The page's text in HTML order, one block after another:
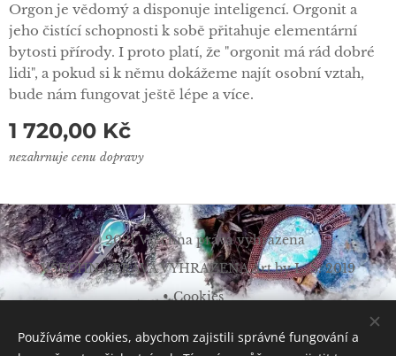
Orgon je vědomý a disponuje inteligencí. Orgonit a
jeho čistící schopnosti k sobě přitahuje elementární
bytosti přírody. I proto platí, že "orgonit má rád dobré
lidi", a pokud si k němu dokážeme najít osobní vztah,
bude nám fungovat ještě lépe a více.
1 720,00 Kč
nezahrnuje cenu dopravy
© 2021 Všechna práva vyhrazena
VŠECHNA PRÁVA VYHRAZENA Art by L. Š. 2019
Cookies
Měna
Používáme cookies, abychom zajistili správné fungování a